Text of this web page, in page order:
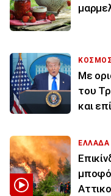
ΚΟΣΜΟΣ
Με
του
και
ΕΛΛΑΔΑ